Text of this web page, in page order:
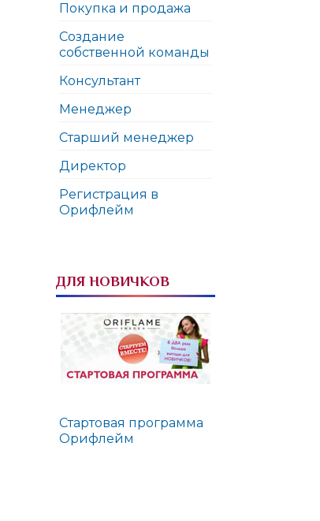
Покупка и продажа
Создание
собственной команды
Консультант
Менеджер
Старший менеджер
Директор
Регистрация в
Орифлейм
ДЛЯ НОВИЧКОВ
Стартовая программа
Орифлейм